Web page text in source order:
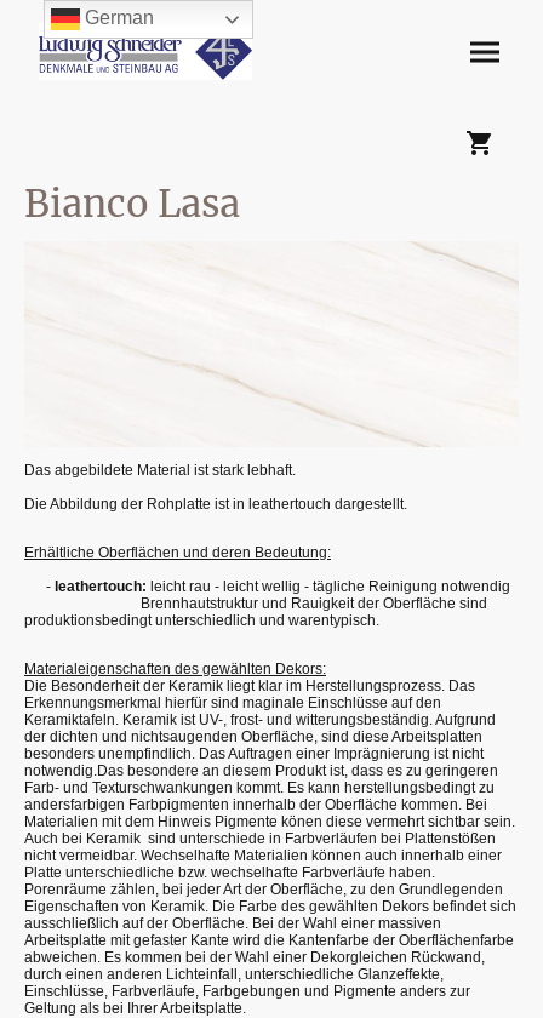
Bianco Lasa
Das abgebildete Material ist stark lebhaft.
Die Abbildung der Rohplatte ist in leathertouch dargestellt.
Erhältliche Oberflächen und deren Bedeutung:
- leathertouch: leicht rau - leicht wellig - tägliche Reinigung notwendig
Brennhautstruktur und Rauigkeit der Oberfläche sind
produktionsbedingt unterschiedlich und warentypisch.
Materialeigenschaften des gewählten Dekors:
Die Besonderheit der Keramik liegt klar im Herstellungsprozess. Das
Erkennungsmerkmal hierfür sind maginale Einschlüsse auf den
Keramiktafeln. Keramik ist UV-, frost- und witterungsbeständig. Aufgrund
der dichten und nichtsaugenden Oberfläche, sind diese Arbeitsplatten
besonders unempfindlich. Das Auftragen einer Imprägnierung ist nicht
notwendig.Das besondere an diesem Produkt ist, dass es zu geringeren
Farb- und Texturschwankungen kommt. Es kann herstellungsbedingt zu
andersfarbigen Farbpigmenten innerhalb der Oberfläche kommen. Bei
Materialien mit dem Hinweis Pigmente könen diese vermehrt sichtbar sein.
Auch bei Keramik sind unterschiede in Farbverläufen bei Plattenstößen
nicht vermeidbar. Wechselhafte Materialien können auch innerhalb einer
Platte unterschiedliche bzw. wechselhafte Farbverläufe haben.
Porenräume zählen, bei jeder Art der Oberfläche, zu den Grundlegenden
Eigenschaften von Keramik. Die Farbe des gewählten Dekors befindet sich
ausschließlich auf der Oberfläche. Bei der Wahl einer massiven
Arbeitsplatte mit gefaster Kante wird die Kantenfarbe der Oberflächenfarbe
abweichen. Es kommen bei der Wahl einer Dekorgleichen Rückwand,
durch einen anderen Lichteinfall, unterschiedliche Glanzeffekte,
Einschlüsse, Farbverläufe, Farbgebungen und Pigmente anders zur
Geltung als bei Ihrer Arbeitsplatte.
German